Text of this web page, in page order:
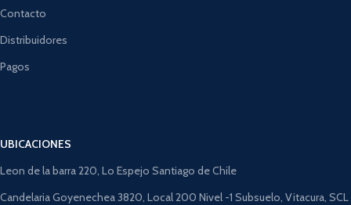
Contacto
Distribuidores
Pagos
UBICACIONES
Leon de la barra 220, Lo Espejo Santiago de Chile
Candelaria Goyenechea 3820, Local 200 Nivel -1 Subsuelo, Vitacura, SCL